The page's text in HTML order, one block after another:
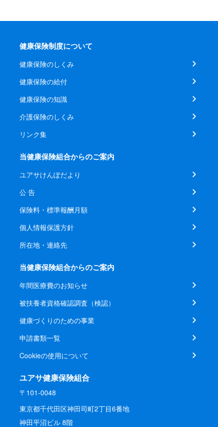
健康保険制度について
健康保険のしくみ
健康保険の給付
健康保険の知識
介護保険のしくみ
リンク集
当健康保険組合からのご案内
ユアサけんぽだより
公 告
保険料・標準報酬月額
個人情報保護方針
所在地・連絡先
当健康保険組合からのご案内
年間医療費のお知らせ
被扶養者資格確認調査（検認）
健康づくりのための事業
申請書類一覧
Cookieの使用について
ユアサ健康保険組合
〒101-0048
東京都千代田区神田司町2丁目6番地
神田平沼ビル 8階